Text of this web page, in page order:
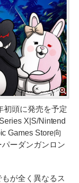
頭に発売を予定
X|S/Nintend
Games Store向
ーダンガンロン
が全く異なるス